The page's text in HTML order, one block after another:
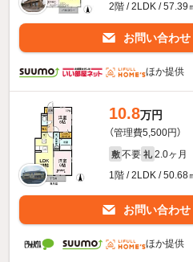
2階 / 2LDK / 57.39
お問い合わせ
ほか提供
10.8万円
（管理費5,500円）
敷 不要 礼 2.0ヶ月
1階 / 2LDK / 50.68
お問い合わせ
ほか提供